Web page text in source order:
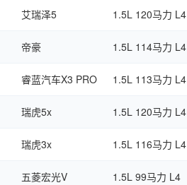
艾瑞泽5 1.5L 120马力 L4
帝豪 1.5L 114马力 L4
睿蓝汽车X3 PRO 1.5L 113马力 L4
瑞虎5x 1.5L 120马力 L4
瑞虎3x 1.5L 116马力 L4
五菱宏光V 1.5L 99马力 L4